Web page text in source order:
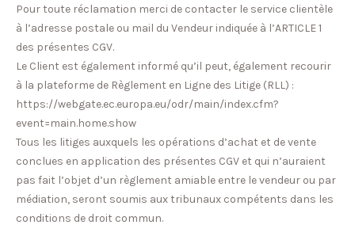
Pour toute réclamation merci de contacter le service clientèle
à l’adresse postale ou mail du Vendeur indiquée à l’ARTICLE 1
des présentes CGV.
Le Client est également informé qu’il peut, également recourir
à la plateforme de Règlement en Ligne des Litige (RLL) :
https://webgate.ec.europa.eu/odr/main/index.cfm?
event=main.home.show
Tous les litiges auxquels les opérations d’achat et de vente
conclues en application des présentes CGV et qui n’auraient
pas fait l’objet d’un règlement amiable entre le vendeur ou par
médiation, seront soumis aux tribunaux compétents dans les
conditions de droit commun.